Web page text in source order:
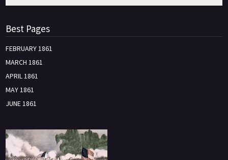
Best Pages
FEBRUARY 1861
MARCH 1861
APRIL 1861
MAY 1861
JUNE 1861